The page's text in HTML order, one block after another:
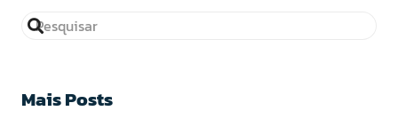
Mais Posts